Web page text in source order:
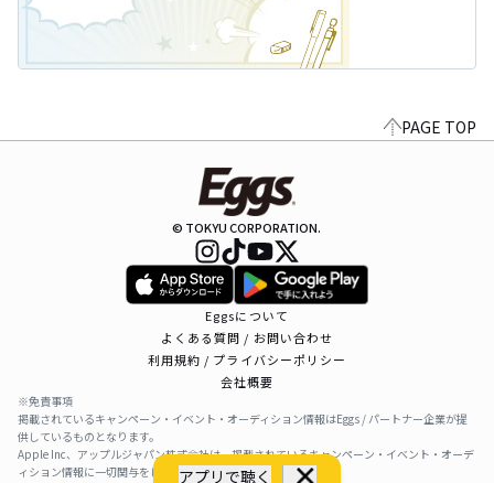
アプリで聴く
PAGE TOP
© TOKYU CORPORATION.
Eggsについて
よくある質問 / お問い合わせ
利用規約 / プライバシーポリシー
会社概要
※免責事項
掲載されているキャンペーン・イベント・オーディション情報はEggs / パートナー企業が提
供しているものとなります。
Apple Inc、アップルジャパン株式会社は、掲載されているキャンペーン・イベント・オーデ
ィション情報に一切関与をしておりません。